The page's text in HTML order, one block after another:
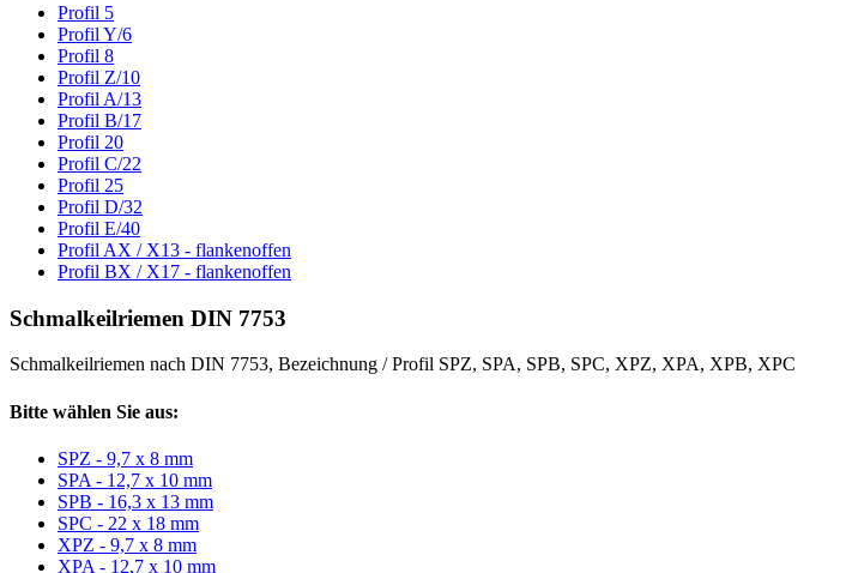
Profil 5
Profil Y/6
Profil 8
Profil Z/10
Profil A/13
Profil B/17
Profil 20
Profil C/22
Profil 25
Profil D/32
Profil E/40
Profil AX / X13 - flankenoffen
Profil BX / X17 - flankenoffen
Schmalkeilriemen DIN 7753
Schmalkeilriemen nach DIN 7753, Bezeichnung / Profil SPZ, SPA, SPB, SPC, XPZ, XPA, XPB, XPC
Bitte wählen Sie aus:
SPZ - 9,7 x 8 mm
SPA - 12,7 x 10 mm
SPB - 16,3 x 13 mm
SPC - 22 x 18 mm
XPZ - 9,7 x 8 mm
XPA - 12,7 x 10 mm